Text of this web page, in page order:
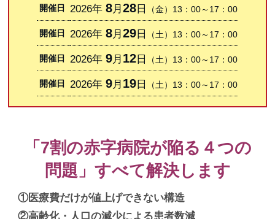
開催日 2026年 8月 28 日 （金） 13：00～17：00
開催日 2026年 8月 29 日 （土） 13：00～17：00
開催日 2026年 9月 12 日 （土） 13：00～17：00
開催日 2026年 9月 19 日 （土） 13：00～17：00
「7割の赤字病院が陥る４つの
問題」すべて解決します
①医療費だけが値上げできない構造
②高齢化・人口の減少による患者数減